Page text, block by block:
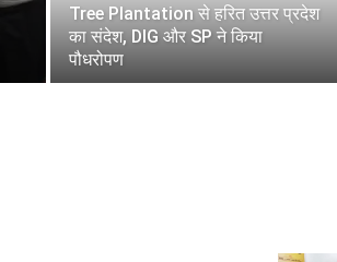
Tree Plantation से हरित उत्तर प्रदेश
का संदेश, DIG और SP ने किया
पौधरोपण